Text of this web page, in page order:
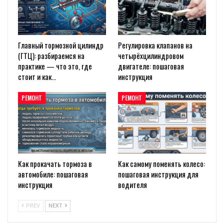
Главный тормозной цилиндр
(ГТЦ): разбираемся на
практике — что это, где
стоит и как…
Регулировка клапанов на
четырёхцилиндровом
двигателе: пошаговая
инструкция
РЕМОНТ
Как прокачать тормоза в
автомобиле: пошаговая
инструкция
РЕМОНТ
Как самому поменять колесо:
пошаговая инструкция для
водителя
PREV NEXT